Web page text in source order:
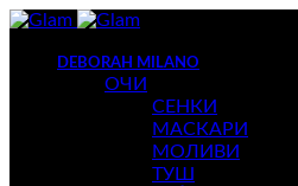
DEBORAH MILANO
ОЧИ
СЕНКИ
МАСКАРИ
МОЛИВИ
ТУШ